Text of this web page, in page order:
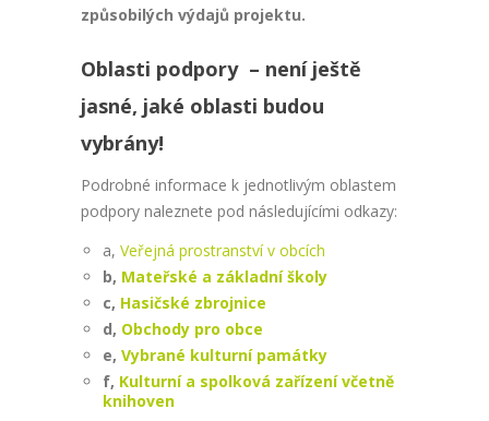
způsobilých výdajů projektu.
Oblasti podpory – není ještě
jasné, jaké oblasti budou
vybrány!
Podrobné informace k jednotlivým oblastem
podpory naleznete pod následujícími odkazy:
a, Veřejná prostranství v obcích
b, Mateřské a základní školy
c, Hasičské zbrojnice
d, Obchody pro obce
e, Vybrané kulturní památky
f, Kulturní a spolková zařízení včetně
knihoven